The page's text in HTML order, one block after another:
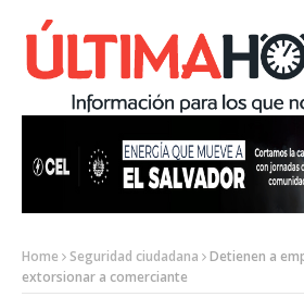
Home Seguridad ciudadana
Detienen a
extorsionar a comerciante